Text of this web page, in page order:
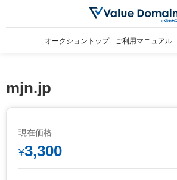
オークショントップ ご利用マニュアル
mjn.jp
現在価格
¥3,300